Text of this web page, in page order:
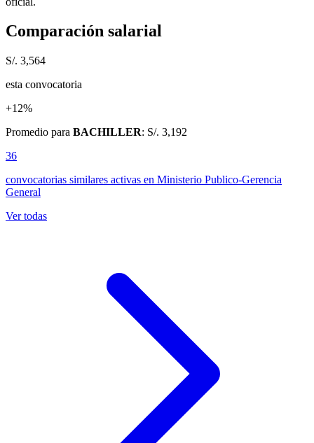
Comparación salarial
S/. 3,564
esta convocatoria
+12%
Promedio para BACHILLER: S/. 3,192
36
convocatorias similares activas en Ministerio Publico-Gerencia
General
Ver todas